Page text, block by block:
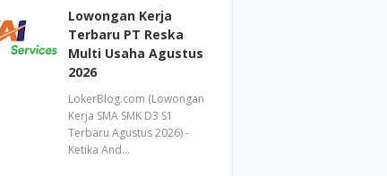
Lowongan Kerja
Terbaru PT Reska
Multi Usaha Agustus
2026
LokerBlog.com (Lowongan
Kerja SMA SMK D3 S1
Terbaru Agustus 2026) -
Ketika And…